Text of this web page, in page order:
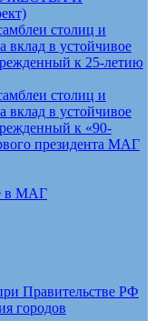
столиц и
в устойчивое
к 25-летию
столиц и
в устойчивое
к «90-
президента МАГ
в МАГ
Правительстве РФ
городов